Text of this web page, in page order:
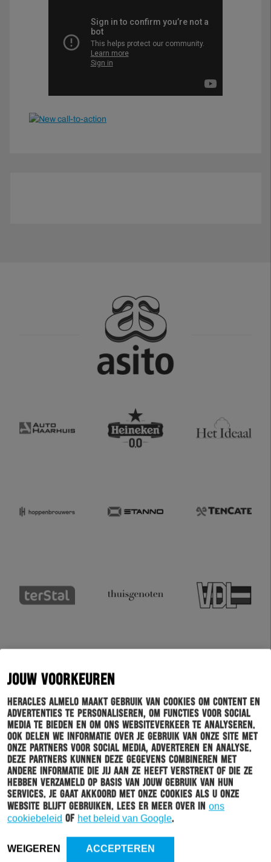
JOUW VOORKEUREN
Heracles Almelo maakt gebruik van cookies om content en
advertenties te personaliseren, om functies voor social
media te bieden en om ons websiteverkeer te analyseren.
Ook delen we informatie over je gebruik van onze site met
onze partners voor social media, adverteren en analyse.
Deze partners kunnen deze gegevens combineren met
andere informatie die jij aan ze heeft verstrekt of die ze
hebben verzameld op basis van jouw gebruik van hun
services. Je gaat akkoord met onze cookies als u onze
website blijft gebruiken. Lees er meer over in ons
cookiebeleid of het beleid van Google.
WEIGEREN ACCEPTEREN
Schrijf je in voor onze nieuwsbrief
Wil jij altijd en overal op de hoogte gehouden worden
nieuwsbrief van Heracles Almelo. Doordat je zelf aan
kan geven welk nieuws jij van ons wil ontvangen,